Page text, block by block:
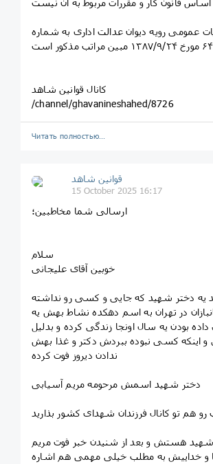
عمومی رویه دیوان عدالت اداری به شماره
کانال قوانین شاهد
/channel/ghavanineshahed/8726
Читать полностью…
قوانین‌ شاهد
15 October 2025 16:17
ارسالی شما مخاطبین؛
سلام
خوبین آقای علیجانی
یه دختر شهید که جایی و کسی رو نداشته
در تهران به اسم دهکده نشاط بهش یه
داده بودن یه سال اونجا زندگی کرده و بدلیل
اینکه کسی نبوده ببردش دکتر و غذا بهش
ندادن دیروز فوت کرده
دختر شهید اسمش مرحومه مریم آسیابی
رو هم تو کانال فرزندان شهدای کشور بذارید
شهید هستش و بعد از شنیدن خبر فوت مریم
و خداییش به مطلب خیلی مهمی هم اشاره